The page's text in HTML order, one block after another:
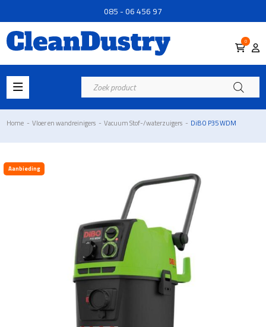
085 - 06 456 97
0
Producten
zoeken
Home - Vloer en wandreinigers - Vacuum Stof-/waterzuigers - DiBO P35 WDM
Aanbieding